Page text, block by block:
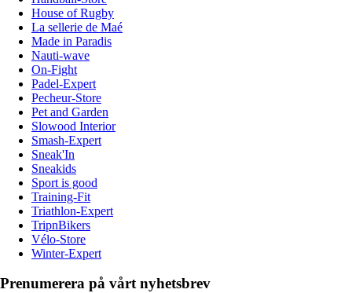
House of Rugby
La sellerie de Maé
Made in Paradis
Nauti-wave
On-Fight
Padel-Expert
Pecheur-Store
Pet and Garden
Slowood Interior
Smash-Expert
Sneak'In
Sneakids
Sport is good
Training-Fit
Triathlon-Expert
TripnBikers
Vélo-Store
Winter-Expert
Prenumerera på vårt nyhetsbrev